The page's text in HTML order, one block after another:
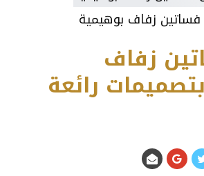
زفاف بوهيمية
زفاف
رائعة